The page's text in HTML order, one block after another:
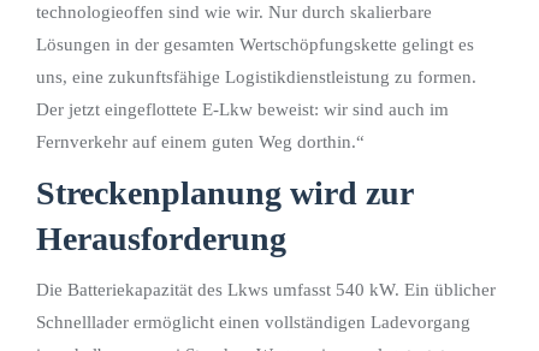
technologieoffen sind wie wir. Nur durch skalierbare
Lösungen in der gesamten Wertschöpfungskette gelingt es
uns, eine zukunftsfähige Logistikdienstleistung zu formen.
Der jetzt eingeflottete E-Lkw beweist: wir sind auch im
Fernverkehr auf einem guten Weg dorthin.“
Streckenplanung wird zur
Herausforderung
Die Batteriekapazität des Lkws umfasst 540 kW. Ein üblicher
Schnelllader ermöglicht einen vollständigen Ladevorgang